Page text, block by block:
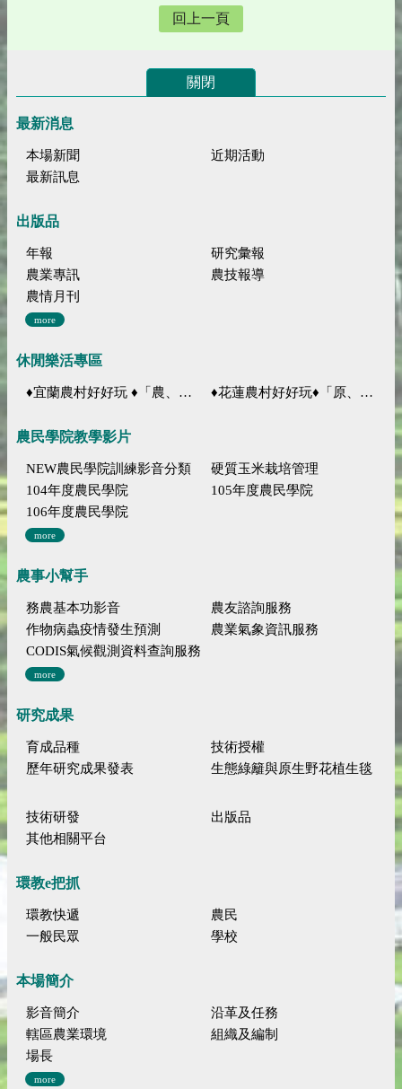
回上一頁
關閉
最新消息
本場新聞
近期活動
最新訊息
出版品
年報
研究彙報
農業專訊
農技報導
農情月刊
more
休閒樂活專區
♦宜蘭農村好好玩 ♦「農、藝、山、水」四條遊程推薦 ♦花蓮農村好好玩♦「原、生、慢、活」四條遊程推薦
農民學院教學影片
NEW農民學院訓練影音分類
硬質玉米栽培管理
104年度農民學院
105年度農民學院
106年度農民學院
more
農事小幫手
務農基本功影音
農友諮詢服務
作物病蟲疫情發生預測
農業氣象資訊服務
CODIS氣候觀測資料查詢服務
more
研究成果
育成品種
技術授權
歷年研究成果發表
生態綠籬與原生野花植生毯
技術研發
出版品
其他相關平台
環教e把抓
環教快遞
農民
一般民眾
學校
本場簡介
影音簡介
沿革及任務
轄區農業環境
組織及編制
場長
more